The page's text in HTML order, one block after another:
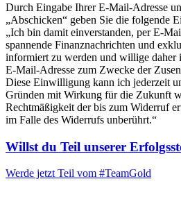
Durch Eingabe Ihrer E-Mail-Adresse
„Abschicken“ geben Sie die folgende
„Ich bin damit einverstanden, per E-
spannende Finanznachrichten und
informiert zu werden und willige daher
E-Mail-Adresse zum Zwecke der
Diese Einwilligung kann ich jederzeit
Gründen mit Wirkung für die Zukunft
Rechtmäßigkeit der bis zum Widerruf
im Falle des Widerrufs unberührt.“
Willst du Teil unserer
Werde jetzt Teil vom #TeamGold